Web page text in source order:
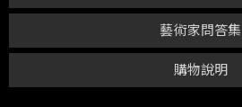
購物說明
藝術家問答集